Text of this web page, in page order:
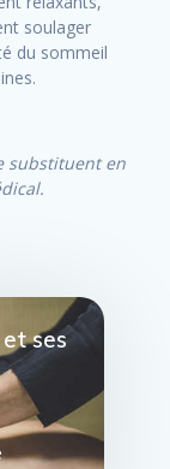
soulager
du sommeil
substituent en
ses